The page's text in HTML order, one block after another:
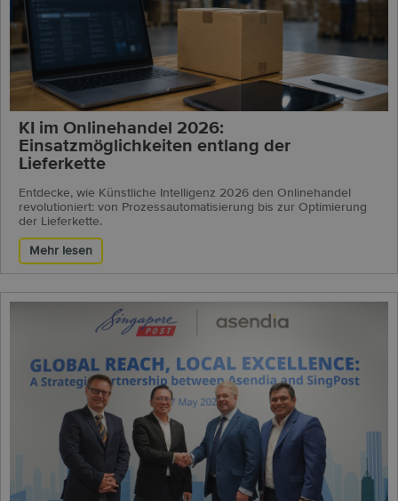
KI im Onlinehandel 2026:
Einsatzmöglichkeiten entlang der
Lieferkette
Entdecke, wie Künstliche Intelligenz 2026 den Onlinehandel
revolutioniert: von Prozessautomatisierung bis zur Optimierung
der Lieferkette.
Mehr lesen